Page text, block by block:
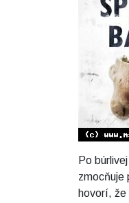
Po
zmocňuje
hovorí,